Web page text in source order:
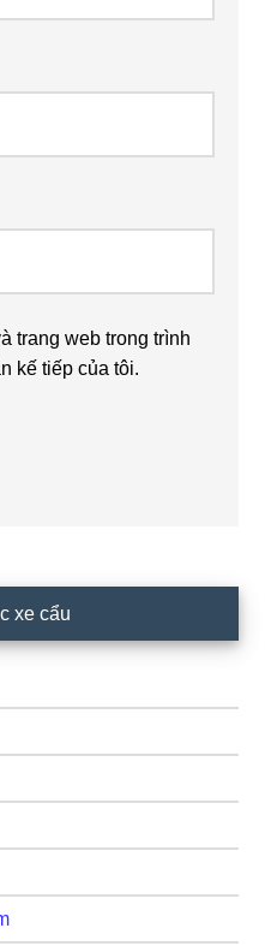
trang web trong trình
kế tiếp của tôi.
xe cẩu